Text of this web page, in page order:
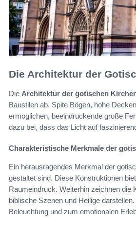
Die Architektur der
Die Architektur der gotischen
Baustilen ab. Spite Bögen, hohe
ermöglichen, beeindruckende große
dazu bei, dass das Licht auf
Charakteristische Merkmale der
Ein herausragendes Merkmal der
gestaltet sind. Diese Konstruktionen
Raumeindruck. Weiterhin zeichnen die
biblische Szenen und Heilige
Beleuchtung und zum emotionalen